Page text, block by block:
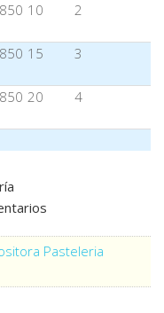
10 2
15 3
20 4
Pasteleria